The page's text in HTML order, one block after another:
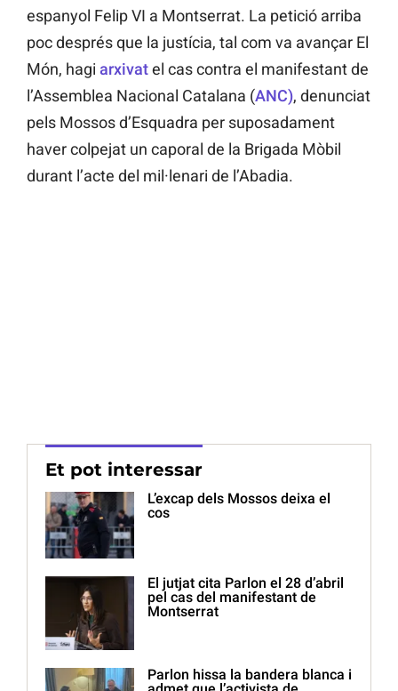
espanyol Felip VI a Montserrat. La petició arriba
poc després que la justícia, tal com va avançar El
Món, hagi arxivatel cas contra el manifestant de
l’Assemblea Nacional Catalana (ANC), denunciat
pels Mossos d’Esquadra per suposadament
haver colpejat un caporal de la Brigada Mòbil
durant l’acte del mil·lenari de l’Abadia.
Et pot interessar
L’excap dels Mossos deixa el
cos
El jutjat cita Parlon el 28 d’abril
pel cas del manifestant de
Montserrat
Parlon hissa la bandera blanca i